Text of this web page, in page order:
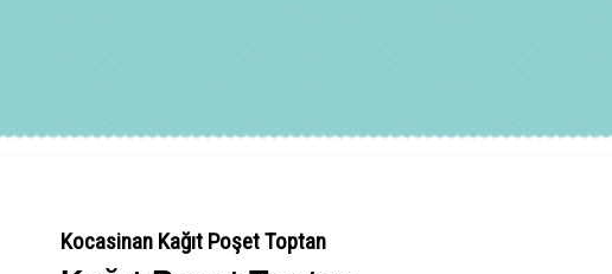
Kocasinan Kağıt Poşet Toptan